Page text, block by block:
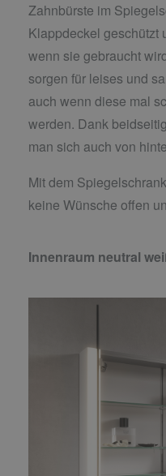
Zahnbürste im
Klappdeckel geschützt
wenn sie gebraucht
sorgen für leises und
auch wenn diese mal
werden. Dank
man sich auch von
Mit dem
keine Wünsche offen
Innenraum neutral